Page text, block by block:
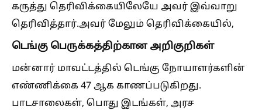
கருத்து தெரிவிக்கையிலேயே அவர் இவ்வாறு
தெரிவித்தார்.அவர் மேலும் தெரிவிக்கையில்,
டெங்கு பெருக்கத்திற்கான அறிகுறிகள்
மன்னார் மாவட்டத்தில் டெங்கு நோயாளர்களின்
எண்ணிக்கை 47 ஆக காணப்படுகிறது.
பாடசாலைகள், பொது இடங்கள், அரச